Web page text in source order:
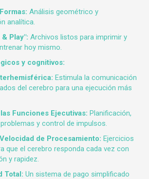
Análisis geométrico y
analítica.
Play": Archivos listos para imprimir y
hoy mismo.
y cognitivos:
Estimula la comunicación
del cerebro para una ejecución más
Funciones Ejecutivas: Planificación,
y control de impulsos.
de Procesamiento: Ejercicios
que el cerebro responda cada vez con
y rapidez.
Total: Un sistema de pago simplificado